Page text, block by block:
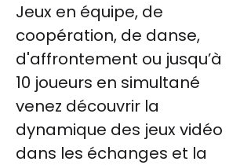
Jeux en équipe, de
coopération, de danse,
d'affrontement ou jusqu’à
10 joueurs en simultané
venez découvrir la
dynamique des jeux vidéo
dans les échanges et la